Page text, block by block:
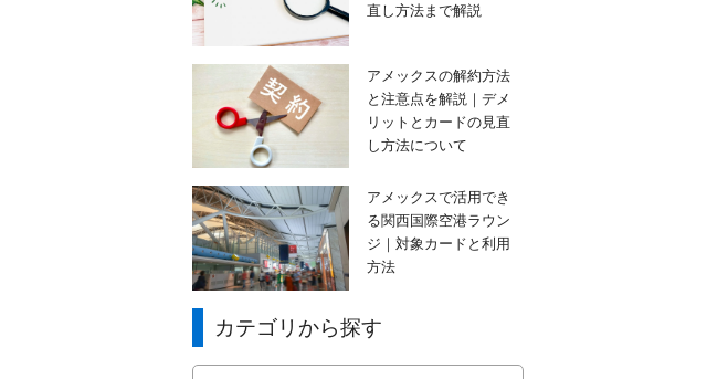
直し方法まで解説
アメックスの解約方法
と注意点を解説｜デメ
リットとカードの見直
し方法について
アメックスで活用でき
る関西国際空港ラウン
ジ｜対象カードと利用
方法
カテゴリから探す